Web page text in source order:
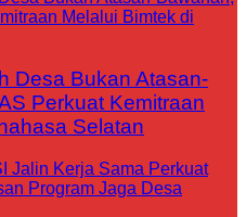
Desa Bukan Atasan-
Perkuat Kemitraan
Selatan